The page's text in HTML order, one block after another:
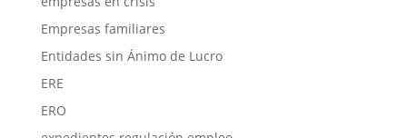
Empresas familiares
Entidades sin Ánimo de Lucro
ERE
ERO